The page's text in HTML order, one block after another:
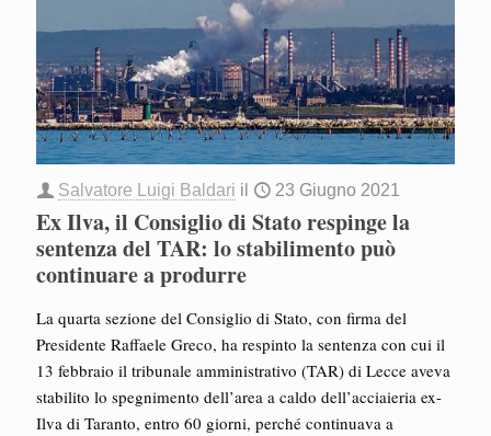
Salvatore Luigi Baldari il 23 Giugno 2021
Ex Ilva, il Consiglio di Stato respinge la
sentenza del TAR: lo stabilimento può
continuare a produrre
La quarta sezione del Consiglio di Stato, con firma del
Presidente Raffaele Greco, ha respinto la sentenza con cui il
13 febbraio il tribunale amministrativo (TAR) di Lecce aveva
stabilito lo spegnimento dell’area a caldo dell’acciaieria ex-
Ilva di Taranto, entro 60 giorni, perché continuava a